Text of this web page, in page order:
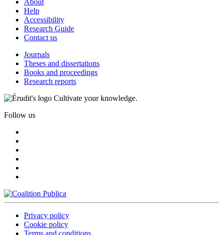
About
Help
Accessibility
Research Guide
Contact us
Journals
Theses and dissertations
Books and proceedings
Research reports
Cultivate your knowledge.
Follow us
Privacy policy
Cookie policy